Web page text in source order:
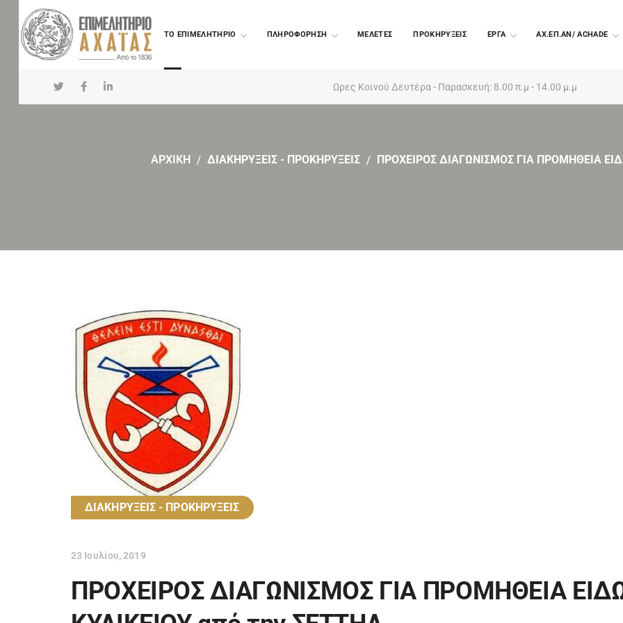
TO ΕΠΙΜΕΛΗΤΗΡΙΟ ΠΛΗΡΟΦΟΡΗΣΗ ΜΕΛΕΤΕΣ ΠΡΟΚΗΡΥΞΕΙΣ EΡΓΑ ΑΧ.ΕΠ.ΑΝ/ ACHADE
Ωρες Κοινού Δευτέρα - Παρασκευή: 8.00 π.μ - 14.00 μ.μ
ΑΡΧΙΚΗ ΔΙΑΚΗΡΥΞΕΙΣ - ΠΡΟΚΗΡΥΞΕΙΣ ΠΡΟΧΕΙΡΟΣ ΔΙΑΓΩΝΙΣΜΟΣ ΓΙΑ ΠΡΟΜΗΘΕΙΑ
ΔΙΑΚΗΡΥΞΕΙΣ - ΠΡΟΚΗΡΥΞΕΙΣ
23 Ιουλίου, 2019
ΠΡΟΧΕΙΡΟΣ ΔΙΑΓΩΝΙΣΜΟΣ ΓΙΑ ΠΡΟΜΗΘΕΙΑ